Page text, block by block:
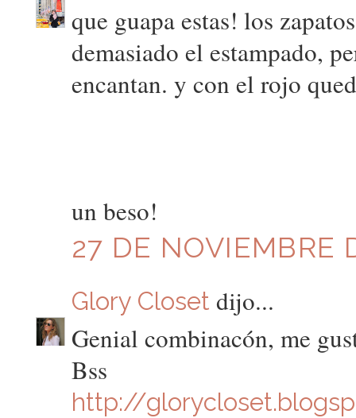
que guapa estas! los
demasiado el estampado,
encantan. y con el rojo
un beso!
27 DE NOVIEMBRE
Glory Closet dijo...
Genial combinacón, me
Bss
http://